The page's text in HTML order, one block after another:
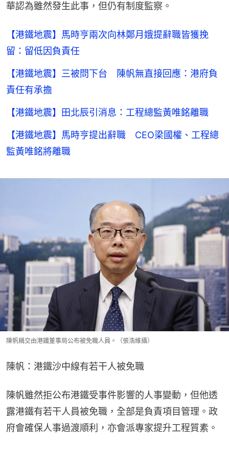
華認為雖然發生此事，但仍有制度監察。
【港鐵地震】馬時亨兩次向林鄭月娥提辭職皆獲挽
留：留低因負責任
【港鐵地震】三被問下台 陳帆無直接回應：港府負
責任有承擔
【港鐵地震】田北辰引消息：工程總監黃唯銘離職
【港鐵地震】馬時亨提出辭職 CEO梁國權、工程總
監黃唯銘將離職
陳帆稱交由港鐵董事局公布被免職人員。（張浩維攝）
陳帆：港鐵沙中線有若干人被免職
陳帆雖然拒公布港鐵受事件影響的人事變動，但他透
露港鐵有若干人員被免職，全部是負責項目管理。政
府會確保人事過渡順利，亦會派專家提升工程質素。